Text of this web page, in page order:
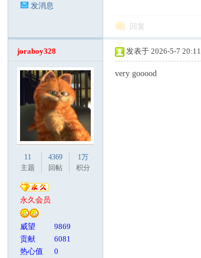
发消息
回复
joraboy328
11
主题
4369
回帖
1万
积分
永久会员
威望
9869
贡献
6081
热心值
0
发表于 2026-5-7 20:11
very gooood